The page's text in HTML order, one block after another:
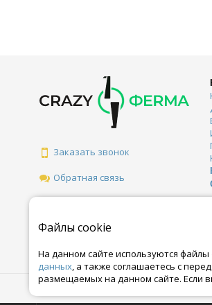
Заказать звонок
Обратная связь
Файлы cookie
На данном сайте используются
данных, а также соглашаетесь с
размещаемых на данном сайте. Если